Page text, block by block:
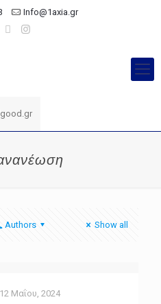
Info@1axia.gr
Authors Show all
12 Μαΐου, 2024